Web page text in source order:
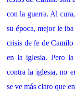
con la guerra. Al
su época, mejor le
crisis de fe de
en la iglesia. Pero la
contra la iglesia, no
se ve más claro que